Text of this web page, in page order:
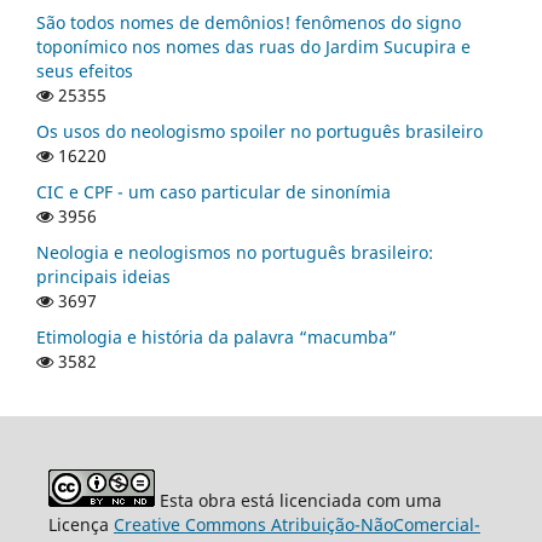
São todos nomes de demônios! fenômenos do signo
toponímico nos nomes das ruas do Jardim Sucupira e
seus efeitos
25355
Os usos do neologismo spoiler no português brasileiro
16220
CIC e CPF - um caso particular de sinonímia
3956
Neologia e neologismos no português brasileiro:
principais ideias
3697
Etimologia e história da palavra “macumba”
3582
Esta obra está licenciada com uma
Licença Creative Commons Atribuição-NãoComercial-